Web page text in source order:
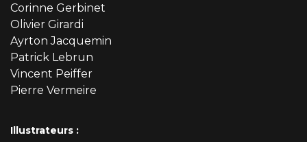
Corinne Gerbinet
Olivier Girardi
Ayrton Jacquemin
Patrick Lebrun
Vincent Peiffer
Pierre Vermeire
Illustrateurs :